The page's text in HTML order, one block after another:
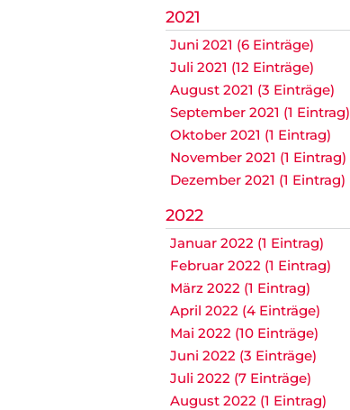
2021
Juni 2021 (6 Einträge)
Juli 2021 (12 Einträge)
August 2021 (3 Einträge)
September 2021 (1 Eintrag)
Oktober 2021 (1 Eintrag)
November 2021 (1 Eintrag)
Dezember 2021 (1 Eintrag)
2022
Januar 2022 (1 Eintrag)
Februar 2022 (1 Eintrag)
März 2022 (1 Eintrag)
April 2022 (4 Einträge)
Mai 2022 (10 Einträge)
Juni 2022 (3 Einträge)
Juli 2022 (7 Einträge)
August 2022 (1 Eintrag)